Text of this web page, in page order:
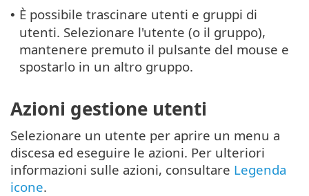
• È possibile trascinare utenti e gruppi di
utenti. Selezionare l'utente (o il gruppo),
mantenere premuto il pulsante del mouse e
spostarlo in un altro gruppo.
Azioni gestione utenti
Selezionare un utente per aprire un menu a
discesa ed eseguire le azioni. Per ulteriori
informazioni sulle azioni, consultare Legenda
icone.